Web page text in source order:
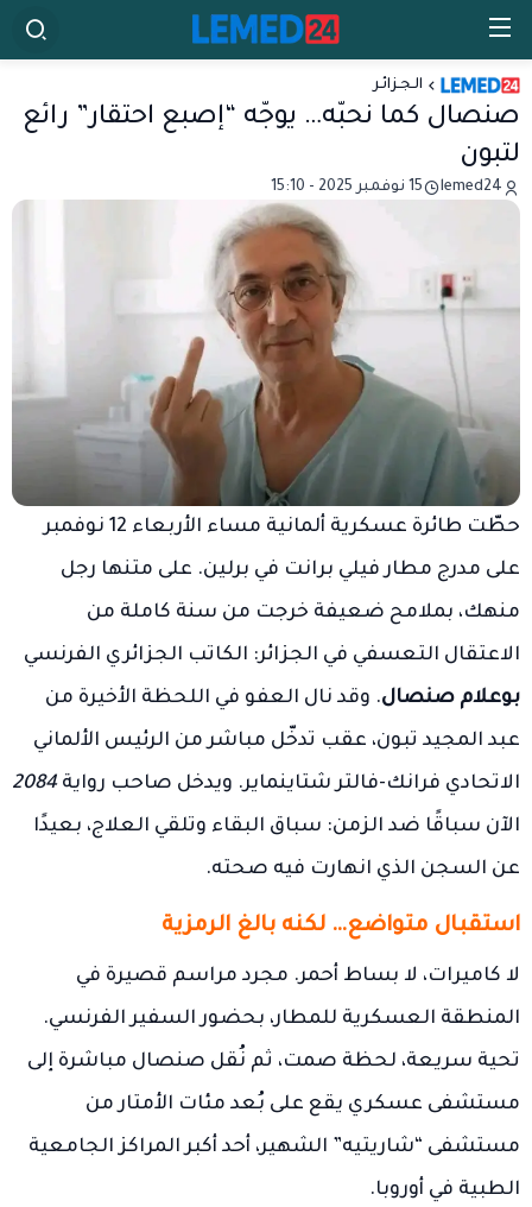
الـجـزائـر
صنصال كما نحبّه… يوجّه “إصبع احتقار” رائع
لتبون
lemed24 15 نوفمبر 2025 - 15:10
حطّت طائرة عسكرية ألمانية مساء الأربعاء 12 نوفمبر
على مدرج مطار فيلي برانت في برلين. على متنها رجل
منهك، بملامح ضعيفة خرجت من سنة كاملة من
الاعتقال التعسفي في الجزائر: الكاتب الجزائري الفرنسي
بوعلام صنصال. وقد نال العفو في اللحظة الأخيرة من
عبد المجيد تبون، عقب تدخّل مباشر من الرئيس الألماني
الاتحادي فرانك-فالتر شتاينماير. ويدخل صاحب رواية2084
الآن سباقًا ضد الزمن: سباق البقاء وتلقي العلاج، بعيدًا
عن السجن الذي انهارت فيه صحته.
استقبال متواضع… لكنه بالغ الرمزية
لا كاميرات، لا بساط أحمر. مجرد مراسم قصيرة في
المنطقة العسكرية للمطار، بحضور السفير الفرنسي.
تحية سريعة، لحظة صمت، ثم نُقل صنصال مباشرة إلى
مستشفى عسكري يقع على بُعد مئات الأمتار من
مستشفى “شاريتيه” الشهير، أحد أكبر المراكز الجامعية
الطبية في أوروبا.